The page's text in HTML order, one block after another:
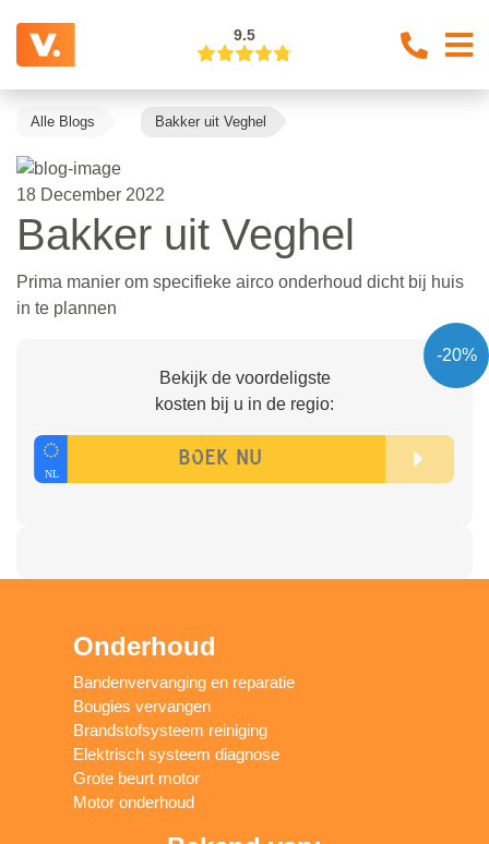
9.5
Alle Blogs Bakker uit Veghel
18 December 2022
Bakker uit Veghel
Prima manier om specifieke airco onderhoud dicht bij huis
in te plannen
-20%
Bekijk de voordeligste
kosten bij u in de regio:
Onderhoud
Bandenvervanging en reparatie
Bougies vervangen
Brandstofsysteem reiniging
Elektrisch systeem diagnose
Grote beurt motor
Motor onderhoud